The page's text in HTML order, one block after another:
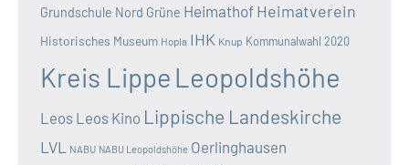
Grundschule Nord Grüne Heimathof Heimatverein
Historisches Museum Hopla IHK Knup Kommunalwahl 2020
Kreis Lippe Leopoldshöhe
Leos Leos Kino Lippische Landeskirche
LVL NABU NABU Leopoldshöhe Oerlinghausen